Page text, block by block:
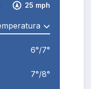
25 mph
6°/7°
7°/8°